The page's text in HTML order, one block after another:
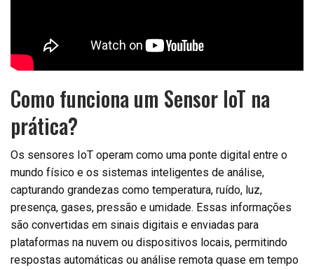
Como funciona um Sensor IoT na
prática?
Os sensores IoT operam como uma ponte digital entre o
mundo físico e os sistemas inteligentes de análise,
capturando grandezas como temperatura, ruído, luz,
presença, gases, pressão e umidade. Essas informações
são convertidas em sinais digitais e enviadas para
plataformas na nuvem ou dispositivos locais, permitindo
respostas automáticas ou análise remota quase em tempo